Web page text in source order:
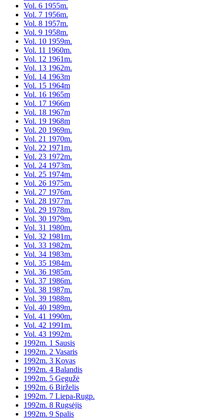
Vol. 6 1955m.
Vol. 7 1956m.
Vol. 8 1957m.
Vol. 9 1958m.
Vol. 10 1959m.
Vol. 11 1960m.
Vol. 12 1961m.
Vol. 13 1962m.
Vol. 14 1963m
Vol. 15 1964m
Vol. 16 1965m
Vol. 17 1966m
Vol. 18 1967m
Vol. 19 1968m
Vol. 20 1969m.
Vol. 21 1970m.
Vol. 22 1971m.
Vol. 23 1972m.
Vol. 24 1973m.
Vol. 25 1974m.
Vol. 26 1975m.
Vol. 27 1976m.
Vol. 28 1977m.
Vol. 29 1978m.
Vol. 30 1979m.
Vol. 31 1980m.
Vol. 32 1981m.
Vol. 33 1982m.
Vol. 34 1983m.
Vol. 35 1984m.
Vol. 36 1985m.
Vol. 37 1986m.
Vol. 38 1987m.
Vol. 39 1988m.
Vol. 40 1989m.
Vol. 41 1990m.
Vol. 42 1991m.
Vol. 43 1992m.
1992m. 1 Sausis
1992m. 2 Vasaris
1992m. 3 Kovas
1992m. 4 Balandis
1992m. 5 Gegužė
1992m. 6 Birželis
1992m. 7 Liepa-Rugp.
1992m. 8 Rugsėjis
1992m. 9 Spalis